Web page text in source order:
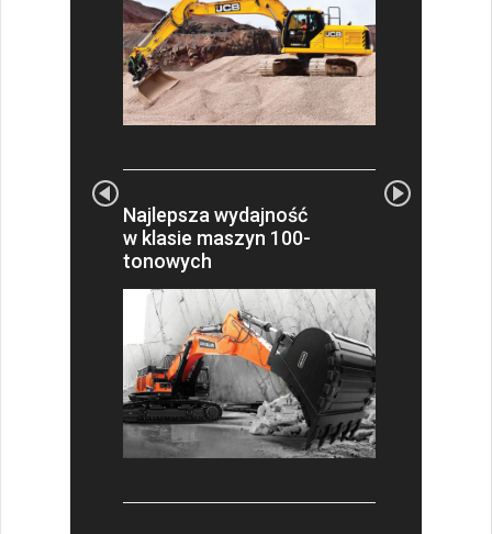
Najlepsza wydajność
w klasie maszyn 100-
tonowych